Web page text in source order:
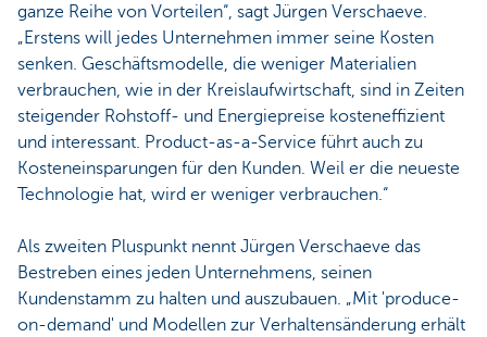
ganze Reihe von Vorteilen“, sagt Jürgen Verschaeve.
„Erstens will jedes Unternehmen immer seine Kosten
senken. Geschäftsmodelle, die weniger Materialien
verbrauchen, wie in der Kreislaufwirtschaft, sind in Zeiten
steigender Rohstoff- und Energiepreise kosteneffizient
und interessant. Product-as-a-Service führt auch zu
Kosteneinsparungen für den Kunden. Weil er die neueste
Technologie hat, wird er weniger verbrauchen.“
Als zweiten Pluspunkt nennt Jürgen Verschaeve das
Bestreben eines jeden Unternehmens, seinen
Kundenstamm zu halten und auszubauen. „Mit 'produce-
on-demand' und Modellen zur Verhaltensänderung erhält